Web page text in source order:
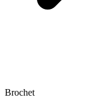
Brochet